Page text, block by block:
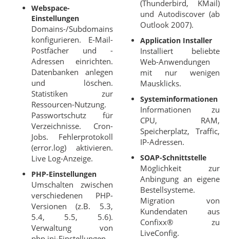
Webspace-
Einstellungen
Domains-/Subdomains
konfigurieren. E-Mail-
Postfächer und -
Adressen einrichten.
Datenbanken anlegen
und löschen.
Statistiken zur
Ressourcen-Nutzung.
Passwortschutz für
Verzeichnisse. Cron-
Jobs. Fehlerprotokoll
(error.log) aktivieren.
Live Log-Anzeige.
PHP-Einstellungen
Umschalten zwischen
verschiedenen PHP-
Versionen (z.B. 5.3,
5.4, 5.5, 5.6).
Verwaltung von
(Thunderbird, KMail)
und Autodiscover (ab
Outlook 2007).
Application Installer
Installiert beliebte
Web-Anwendungen
mit nur wenigen
Mausklicks.
Systeminformationen
Informationen zu
CPU, RAM,
Speicherplatz, Traffic,
IP-Adressen.
SOAP-Schnittstelle
Möglichkeit zur
Anbingung an eigene
Bestellsysteme.
Migration von
Kundendaten aus
Confixx® zu
LiveConfig.